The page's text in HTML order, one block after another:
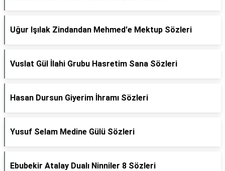
Uğur Işılak Zindandan Mehmed'e Mektup Sözleri
Vuslat Gül İlahi Grubu Hasretim Sana Sözleri
Hasan Dursun Giyerim İhramı Sözleri
Yusuf Selam Medine Gülü Sözleri
Ebubekir Atalay Dualı Ninniler 8 Sözleri